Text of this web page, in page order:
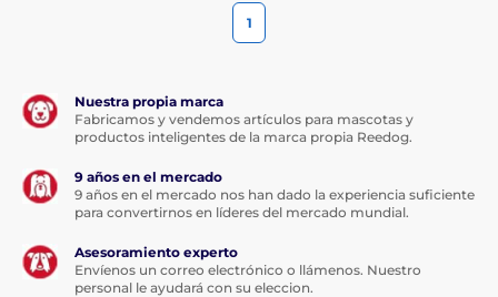
1
Nuestra propia marca
Fabricamos y vendemos artículos para mascotas y
productos inteligentes de la marca propia Reedog.
9 años en el mercado
9 años en el mercado nos han dado la experiencia suficiente
para convertirnos en líderes del mercado mundial.
Asesoramiento experto
Envíenos un correo electrónico o llámenos. Nuestro
personal le ayudará con su eleccion.